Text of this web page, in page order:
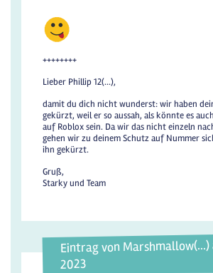
++++++++
Lieber Phillip 12(...),
damit du dich nicht wunderst: wir haben
gekürzt, weil er so aussah, als könnte es
auf Roblox sein. Da wir das nicht einzeln
gehen wir zu deinem Schutz auf Nummer
ihn gekürzt.
Gruß,
Starky und Team
Eintrag von Marshmallow(...)
2023